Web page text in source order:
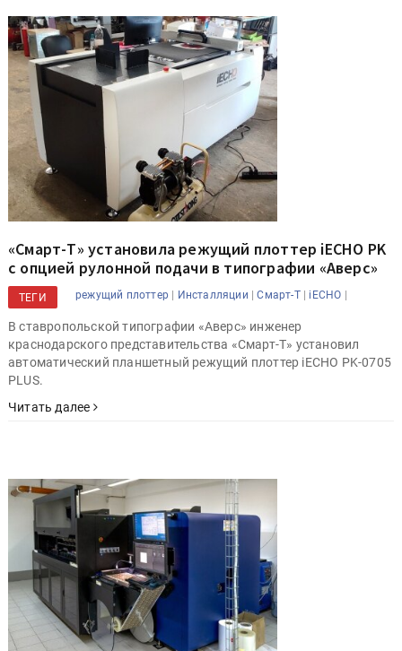
«Смарт-Т» установила режущий плоттер iECHO PK
с опцией рулонной подачи в типографии «Аверс»
ТЕГИ режущий плоттер | Инсталляции |Смарт-Т| iECHO |
В ставропольской типографии «Аверс» инженер
краснодарского представительства «Смарт-Т» установил
автоматический планшетный режущий плоттер iECHO PK-0705
PLUS.
Читать далее